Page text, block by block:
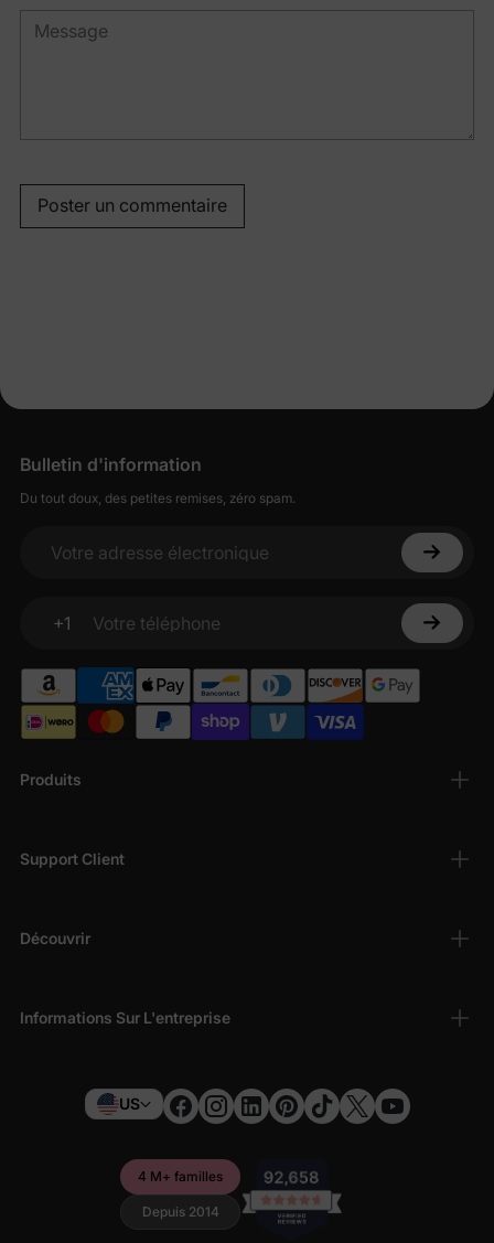
Poster un commentaire
Produits
Support Client
Découvrir
Informations Sur L'entreprise
Bulletin d'information
Du tout doux, des petites remises, zéro spam.
Votre adresse électronique
+1
Votre téléphone
US
4 M+ familles
Depuis 2014